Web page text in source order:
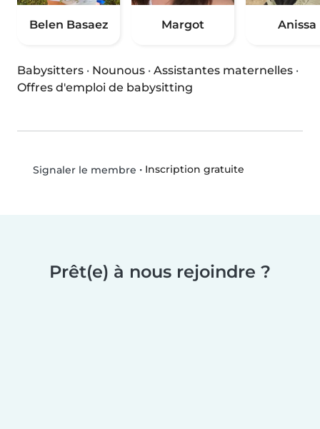
Belen Basaez Margot Anissa
Babysitters · Nounous · Assistantes maternelles ·
Offres d'emploi de babysitting
Signaler le membre • Inscription gratuite
Prêt(e) à nous rejoindre ?